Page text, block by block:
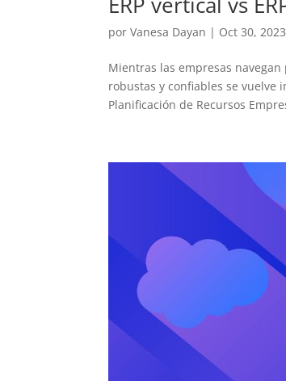
porVanesa Dayan | Oct 30, 2023
Mientras las empresas
robustas y confiables se vuelve
Planificación de Recursos